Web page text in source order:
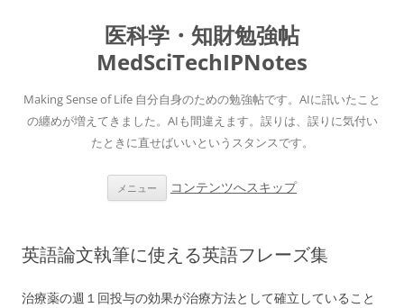
医科学・知財勉強帖
MedSciTechIPNotes
Making Sense of Life 自分自身のための勉強帖です。AIに訊いたこと
の纏めが増えてきました。AIも間違えます。誤りは、誤りに気付い
たときに直せばいいというスタンスです。
メニュー コンテンツへスキップ
英語論文執筆に使える英語フレーズ集
治療薬の週１回投与の効果が治療方法として確立していること